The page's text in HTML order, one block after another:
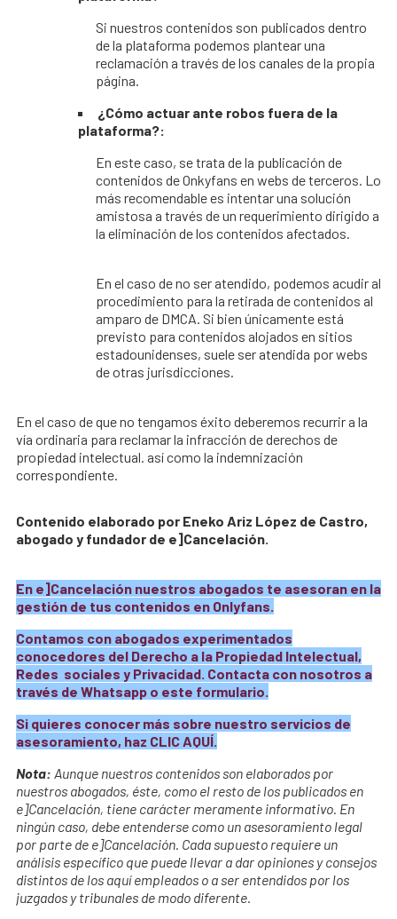
Si nuestros contenidos son publicados dentro
de la plataforma podemos plantear una
reclamación a través de los canales de la propia
página.
¿Cómo actuar ante robos fuera de la
plataforma?:
En este caso, se trata de la publicación de
contenidos de Onkyfans en webs de terceros. Lo
más recomendable es intentar una solución
amistosa a través de un requerimiento dirigido a
la eliminación de los contenidos afectados.
En el caso de no ser atendido, podemos acudir al
procedimiento para la retirada de contenidos al
amparo de DMCA. Si bien únicamente está
previsto para contenidos alojados en sitios
estadounidenses, suele ser atendida por webs
de otras jurisdicciones.
En el caso de que no tengamos éxito deberemos recurrir a la
vía ordinaria para reclamar la infracción de derechos de
propiedad intelectual. así como la indemnización
correspondiente.
Contenido elaborado por Eneko Ariz López de Castro,
abogado y fundador de e]Cancelación.
En e]Cancelación nuestros abogados te asesoran en la
gestión de tus contenidos en Onlyfans.
Contamos con abogados experimentados
conocedores del Derecho a la Propiedad Intelectual,
Redes sociales y Privacidad. Contacta con nosotros a
través de Whatsappo este formulario
Si quieres conocer más sobre nuestro servicios de
asesoramiento, haz CLIC AQUÍ.
Nota: Aunque nuestros contenidos son elaborados por
nuestros abogados, éste, como el resto de los publicados en
e]Cancelación, tiene carácter meramente informativo. En
ningún caso, debe entenderse como un asesoramiento legal
por parte de e]Cancelación. Cada supuesto requiere un
análisis específico que puede llevar a dar opiniones y consejos
distintos de los aquí empleados o a ser entendidos por los
juzgados y tribunales de modo diferente.